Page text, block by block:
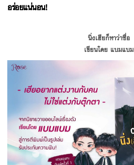
อร่อยแน่นอน!
นิ่งเฮียก็หาว่าซื่อ
เขียนโดย แบมแบม